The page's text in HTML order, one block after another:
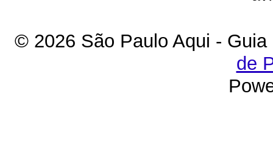
© 2026 São Paulo Aqui -
de